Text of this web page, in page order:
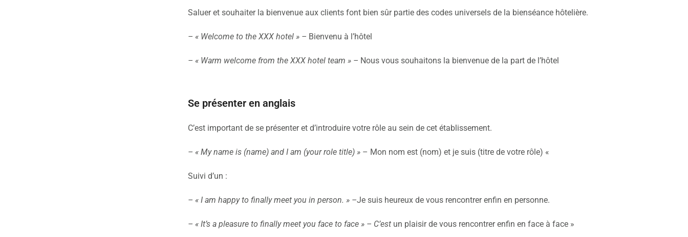
Saluer et souhaiter la bienvenue aux clients font bien sûr partie des codes universels de la bienséance hôtelière.
– « Welcome to the XXX hotel » – Bienvenu à l’hôtel
– « Warm welcome from the XXX hotel team » – Nous vous souhaitons la bienvenue de la part de l’hôtel
Se présenter en anglais
C’est important de se présenter et d’introduire votre rôle au sein de cet établissement.
– « My name is (name) and I am (your role title) » – Mon nom est (nom) et je suis (titre de votre rôle) «
Suivi d’un :
– « I am happy to finally meet you in person. » –Je suis heureux de vous rencontrer enfin en personne.
– « It’s a pleasure to finally meet you face to face » – C’est un plaisir de vous rencontrer enfin en face à face »